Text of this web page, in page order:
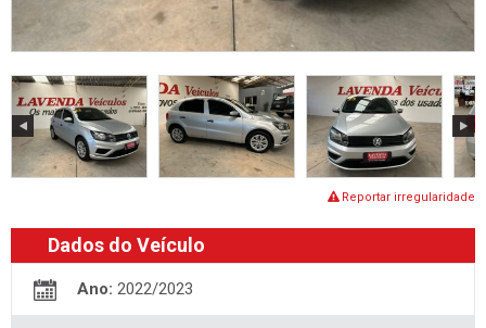
Reportar irregularidade
Dados do Veículo
Ano: 2022/2023